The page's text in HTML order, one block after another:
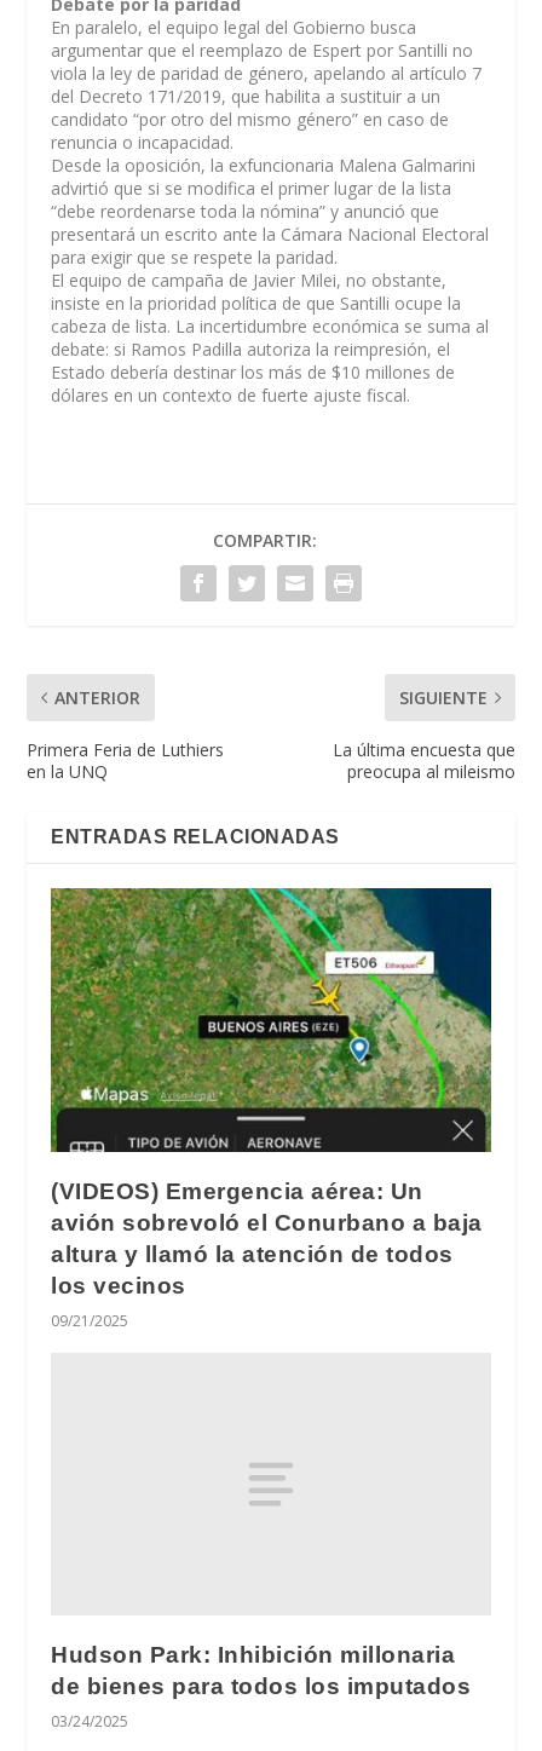
En paralelo, el equipo legal del Gobierno busca
argumentar que el reemplazo de Espert por Santilli no
viola la ley de paridad de género, apelando al artículo 7
del Decreto 171/2019, que habilita a sustituir a un
candidato “por otro del mismo género” en caso de
renuncia o incapacidad.
Desde la oposición, la exfuncionaria Malena Galmarini
advirtió que si se modifica el primer lugar de la lista
“debe reordenarse toda la nómina” y anunció que
presentará un escrito ante la Cámara Nacional Electoral
para exigir que se respete la paridad.
El equipo de campaña de Javier Milei, no obstante,
insiste en la prioridad política de que Santilli ocupe la
cabeza de lista. La incertidumbre económica se suma al
debate: si Ramos Padilla autoriza la reimpresión, el
Estado debería destinar los más de $10 millones de
dólares en un contexto de fuerte ajuste fiscal.
COMPARTIR:
ANTERIOR
Primera Feria de Luthiers
en la UNQ
SIGUIENTE
La última encuesta que
preocupa al mileismo
ENTRADAS RELACIONADAS
(VIDEOS) Emergencia aérea: Un
avión sobrevoló el Conurbano a baja
altura y llamó la atención de todos
los vecinos
09/21/2025
Hudson Park: Inhibición millonaria
de bienes para todos los imputados
03/24/2025